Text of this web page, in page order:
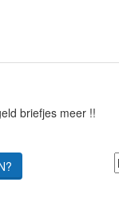
briefjes meer !!